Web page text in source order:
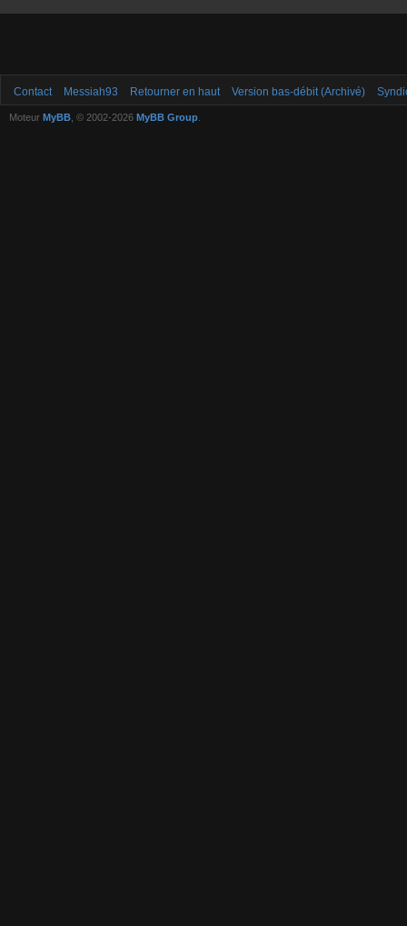
Contact Messiah93 Retourner en haut Version bas-débit (Archivé)
Moteur MyBB , © 2002-2026 MyBB Group